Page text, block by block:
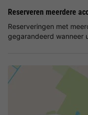
Reserveren meerdere
Reserveringen met
gegarandeerd wanneer